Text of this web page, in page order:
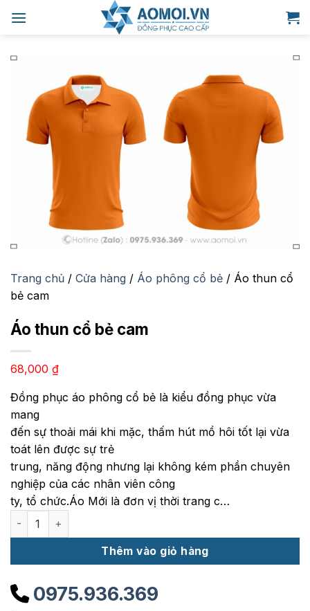
qua
dung
Trang chủ / Cửa hàng / Áo phông cổ bẻ / Áo thun cổ
bẻ cam
Áo thun cổ bẻ cam
68,000 ₫
Đồng phục áo phông cổ bẻ là kiểu đồng phục vừa
mang
đến sự thoải mái khi mặc, thấm hút mồ hôi tốt lại vừa
toát lên được sự trẻ
trung, năng động nhưng lại không kém phần chuyên
nghiệp của các nhân viên công
ty, tổ chức.Áo Mới là đơn vị thời trang c…
Áo thun cổ bẻ cam số lượng
Thêm vào giỏ hàng
0975.936.369